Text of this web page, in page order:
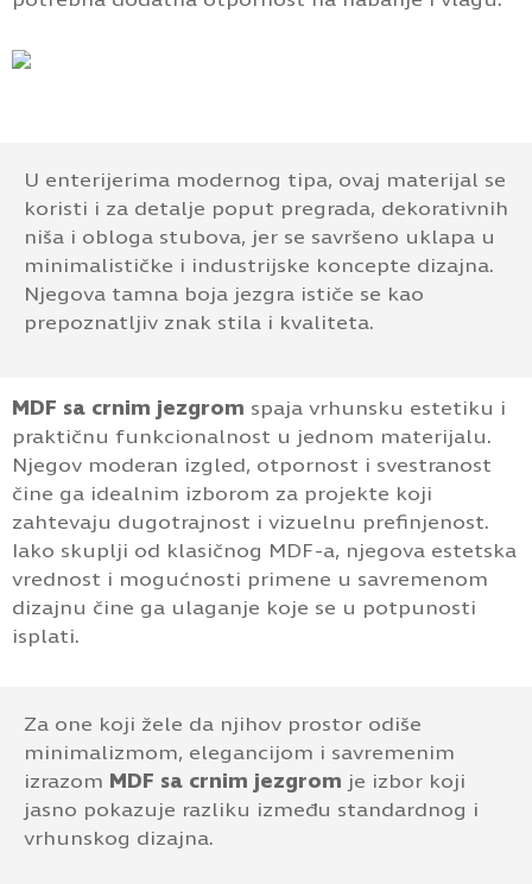
U enterijerima modernog tipa, ovaj materijal se
koristi i za detalje poput pregrada, dekorativnih
niša i obloga stubova, jer se savršeno uklapa u
minimalističke i industrijske koncepte dizajna.
Njegova tamna boja jezgra ističe se kao
prepoznatljiv znak stila i kvaliteta.
MDF sa crnim jezgrom spaja vrhunsku estetiku i
praktičnu funkcionalnost u jednom materijalu.
Njegov moderan izgled, otpornost i svestranost
čine ga idealnim izborom za projekte koji
zahtevaju dugotrajnost i vizuelnu prefinjenost.
Iako skuplji od klasičnog MDF-a, njegova estetska
vrednost i mogućnosti primene u savremenom
dizajnu čine ga ulaganje koje se u potpunosti
isplati.
Za one koji žele da njihov prostor odiše
minimalizmom, elegancijom i savremenim
izrazom MDF sa crnim jezgrom je izbor koji
jasno pokazuje razliku između standardnog i
vrhunskog dizajna.